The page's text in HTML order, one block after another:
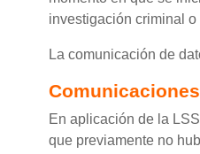
investigación criminal
La comunicación de
En aplicación de la
que previamente no